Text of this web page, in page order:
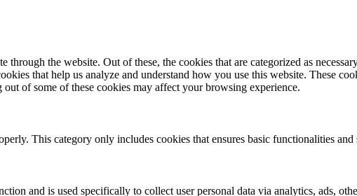
the website. Out of these, the cookies that are categorized as
that help us analyze and understand how you use this website. These
of some of these cookies may affect your browsing experience.
This category only includes cookies that ensures basic functionalities
and is used specifically to collect user personal data via analytics, ads,